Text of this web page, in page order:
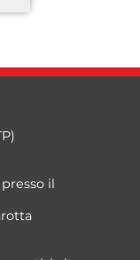
il